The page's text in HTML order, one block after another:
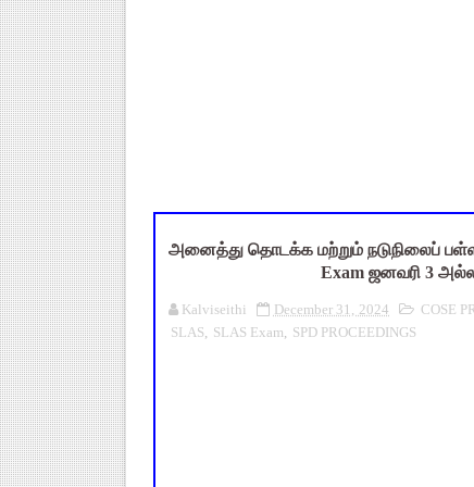
TN Budget 2026-2027
பள்ளி மாணவர்களுக்கு 4
TN SSLC Supplementary
July 2026 Pay Slip
அனைத்து தொடக்க மற்றும் நடுநிலைப்
Exam ஜனவரி 3
Kalviseithi December 31, 2024 COSE
SLAS, SLAS Exam, SPD PROCEEDINGS